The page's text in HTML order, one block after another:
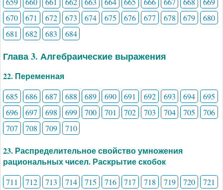
670
671 672 673 674 675 676 677 678 679
680
681
682 683 684
Глава 3. Алгебраические выражения
22. Переменная
685 686 687 688 689 690 691 692 693 694
695
696
697 698 699 700 701 702 703 704 705
706
707
708 709 710
23. Распределительное свойство умножения
рациональных чисел. Раскрытие скобок
711 712 713 714 715 716 717 718 719 720
721